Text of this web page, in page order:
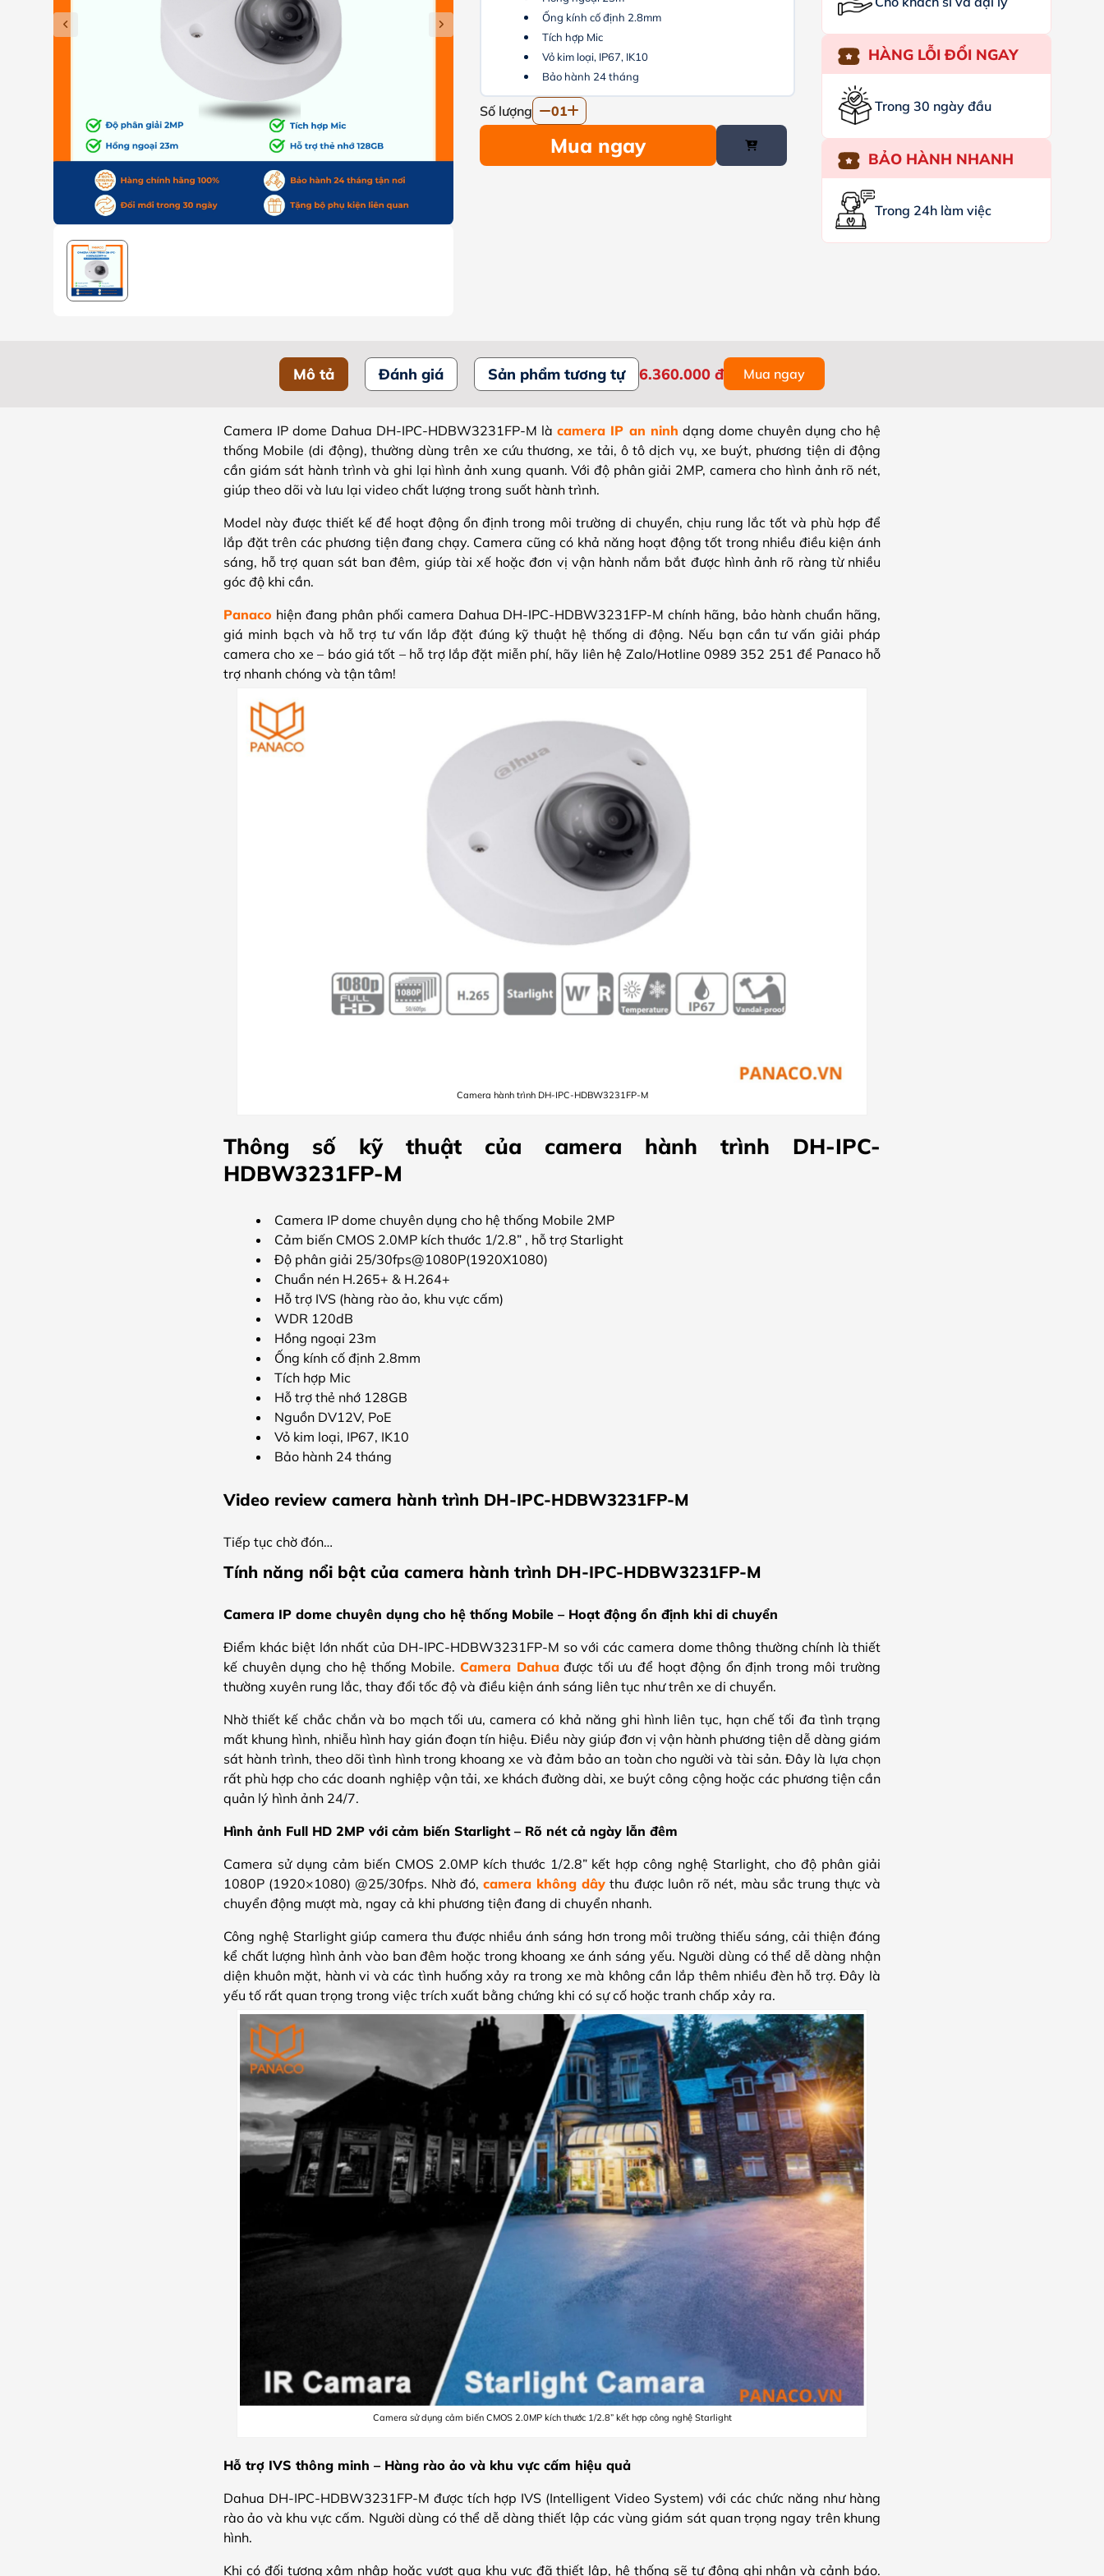
Ống kính cố định 2.8mm
Tích hợp Mic
Vỏ kim loại, IP67, IK10
Bảo hành 24 tháng
Số lượng 01
Mua ngay
HÀNG LỖI ĐỔI NGAY
Trong 30 ngày đầu
BẢO HÀNH NHANH
Trong 24h làm việc
Mô tả Đánh giá Sản phẩm tương tự 6.360.000 đ Mua ngay
Camera IP dome Dahua DH-IPC-HDBW3231FP-M làcamera IP an ninh dạng dome chuyên dụng cho hệ
thống Mobile (di động), thường dùng trên xe cứu thương, xe tải, ô tô dịch vụ, xe buýt, phương tiện di động
cần giám sát hành trình và ghi lại hình ảnh xung quanh. Với độ phân giải 2MP, camera cho hình ảnh rõ nét,
giúp theo dõi và lưu lại video chất lượng trong suốt hành trình.
Model này được thiết kế để hoạt động ổn định trong môi trường di chuyển, chịu rung lắc tốt và phù hợp để
lắp đặt trên các phương tiện đang chạy. Camera cũng có khả năng hoạt động tốt trong nhiều điều kiện ánh
sáng, hỗ trợ quan sát ban đêm, giúp tài xế hoặc đơn vị vận hành nắm bắt được hình ảnh rõ ràng từ nhiều
góc độ khi cần.
Panaco hiện đang phân phối camera Dahua DH-IPC-HDBW3231FP-M chính hãng, bảo hành chuẩn hãng,
giá minh bạch và hỗ trợ tư vấn lắp đặt đúng kỹ thuật hệ thống di động. Nếu bạn cần tư vấn giải pháp
camera cho xe – báo giá tốt – hỗ trợ lắp đặt miễn phí, hãy liên hệ Zalo/Hotline 0989 352 251 để Panaco hỗ
trợ nhanh chóng và tận tâm!
Camera hành trình DH-IPC-HDBW3231FP-M
Thông số kỹ thuật của camera hành trình DH-IPC-
HDBW3231FP-M
Camera IP dome chuyên dụng cho hệ thống Mobile 2MP
Cảm biến CMOS 2.0MP kích thước 1/2.8” , hỗ trợ Starlight
Độ phân giải 25/30fps@1080P(1920X1080)
Chuẩn nén H.265+ & H.264+
Hỗ trợ IVS (hàng rào ảo, khu vực cấm)
WDR 120dB
Hồng ngoại 23m
Ống kính cố định 2.8mm
Tích hợp Mic
Hỗ trợ thẻ nhớ 128GB
Nguồn DV12V, PoE
Vỏ kim loại, IP67, IK10
Bảo hành 24 tháng
Video review camera hành trình DH-IPC-HDBW3231FP-M
Tiếp tục chờ đón…
Tính năng nổi bật của camera hành trình DH-IPC-HDBW3231FP-M
Camera IP dome chuyên dụng cho hệ thống Mobile – Hoạt động ổn định khi di chuyển
Điểm khác biệt lớn nhất của DH-IPC-HDBW3231FP-M so với các camera dome thông thường chính là thiết
kế chuyên dụng cho hệ thống Mobile.Camera Dahuađược tối ưu để hoạt động ổn định trong môi trường
thường xuyên rung lắc, thay đổi tốc độ và điều kiện ánh sáng liên tục như trên xe di chuyển.
Nhờ thiết kế chắc chắn và bo mạch tối ưu, camera có khả năng ghi hình liên tục, hạn chế tối đa tình trạng
mất khung hình, nhiễu hình hay gián đoạn tín hiệu. Điều này giúp đơn vị vận hành phương tiện dễ dàng giám
sát hành trình, theo dõi tình hình trong khoang xe và đảm bảo an toàn cho người và tài sản. Đây là lựa chọn
rất phù hợp cho các doanh nghiệp vận tải, xe khách đường dài, xe buýt công cộng hoặc các phương tiện cần
quản lý hình ảnh 24/7.
Hình ảnh Full HD 2MP với cảm biến Starlight – Rõ nét cả ngày lẫn đêm
Camera sử dụng cảm biến CMOS 2.0MP kích thước 1/2.8” kết hợp công nghệ Starlight, cho độ phân giải
1080P (1920×1080) @25/30fps. Nhờ đó,camera không dây thu được luôn rõ nét, màu sắc trung thực và
chuyển động mượt mà, ngay cả khi phương tiện đang di chuyển nhanh.
Công nghệ Starlight giúp camera thu được nhiều ánh sáng hơn trong môi trường thiếu sáng, cải thiện đáng
kể chất lượng hình ảnh vào ban đêm hoặc trong khoang xe ánh sáng yếu. Người dùng có thể dễ dàng nhận
diện khuôn mặt, hành vi và các tình huống xảy ra trong xe mà không cần lắp thêm nhiều đèn hỗ trợ. Đây là
yếu tố rất quan trọng trong việc trích xuất bằng chứng khi có sự cố hoặc tranh chấp xảy ra.
Camera sử dụng cảm biến CMOS 2.0MP kích thước 1/2.8” kết hợp công nghệ Starlight
Hỗ trợ IVS thông minh – Hàng rào ảo và khu vực cấm hiệu quả
Dahua DH-IPC-HDBW3231FP-M được tích hợp IVS (Intelligent Video System) với các chức năng như hàng
rào ảo và khu vực cấm. Người dùng có thể dễ dàng thiết lập các vùng giám sát quan trọng ngay trên khung
hình.
Khi có đối tượng xâm nhập hoặc vượt qua khu vực đã thiết lập, hệ thống sẽ tự động ghi nhận và cảnh báo.